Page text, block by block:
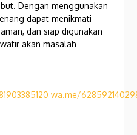
Dengan menggunakan
dapat menikmati
dan siap digunakan
akan masalah
wa.me/